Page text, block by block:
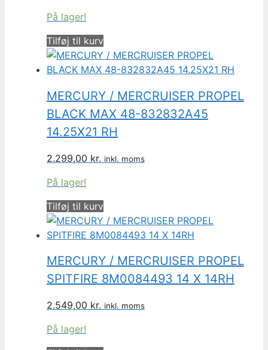
På lager!
Tilføj til kurv
MERCURY / MERCRUISER PROPEL
BLACK MAX 48-832832A45
14.25X21 RH
2.299,00 kr. inkl. moms
På lager!
Tilføj til kurv
MERCURY / MERCRUISER PROPEL
SPITFIRE 8M0084493 14 X 14RH
2.549,00 kr. inkl. moms
På lager!